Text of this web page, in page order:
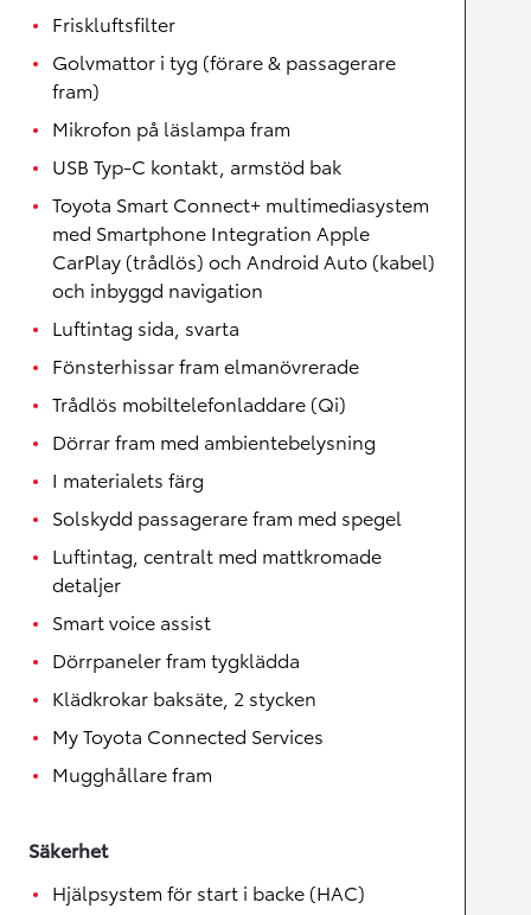
Friskluftsfilter
Golvmattor i tyg (förare & passagerare
fram)
Mikrofon på läslampa fram
USB Typ-C kontakt, armstöd bak
Toyota Smart Connect+ multimediasystem
med Smartphone Integration Apple
CarPlay (trådlös) och Android Auto (kabel)
och inbyggd navigation
Luftintag sida, svarta
Fönsterhissar fram elmanövrerade
Trådlös mobiltelefonladdare (Qi)
Dörrar fram med ambientebelysning
I materialets färg
Solskydd passagerare fram med spegel
Luftintag, centralt med mattkromade
detaljer
Smart voice assist
Dörrpaneler fram tygklädda
Klädkrokar baksäte, 2 stycken
My Toyota Connected Services
Mugghållare fram
Säkerhet
Hjälpsystem för start i backe (HAC)